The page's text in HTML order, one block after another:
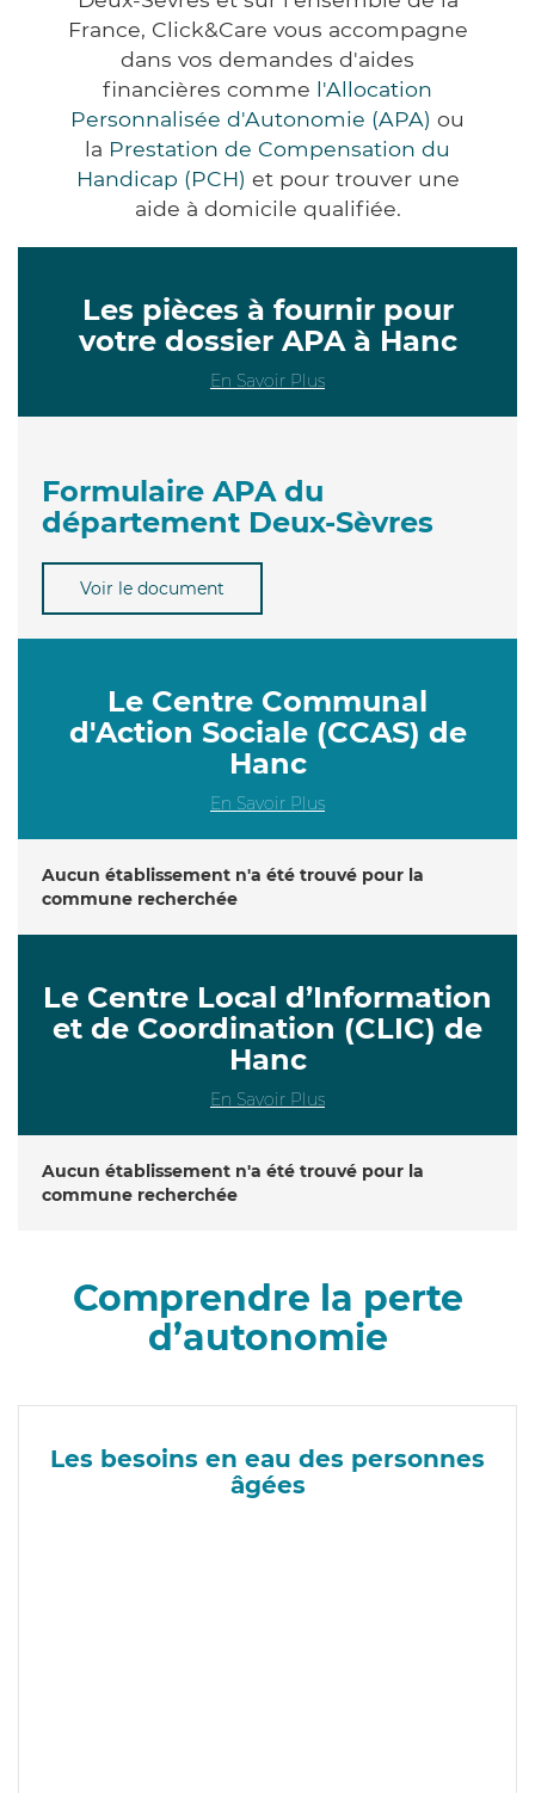
France, Click&Care vous accompagne
dans vos demandes d'aides
financières comme l'Allocation
Personnalisée d'Autonomie (APA) ou
la Prestation de Compensation du
Handicap (PCH) et pour trouver une
aide à domicile qualifiée.
Les pièces à fournir pour
votre dossier APA à Hanc
En Savoir Plus
Formulaire APA du
département Deux-Sèvres
Voir le document
Le Centre Communal
d'Action Sociale (CCAS) de
Hanc
En Savoir Plus
Aucun établissement n'a été trouvé pour la
commune recherchée
Le Centre Local d’Information
et de Coordination (CLIC) de
Hanc
En Savoir Plus
Aucun établissement n'a été trouvé pour la
commune recherchée
Comprendre la perte
d’autonomie
Les besoins en eau des personnes
âgées